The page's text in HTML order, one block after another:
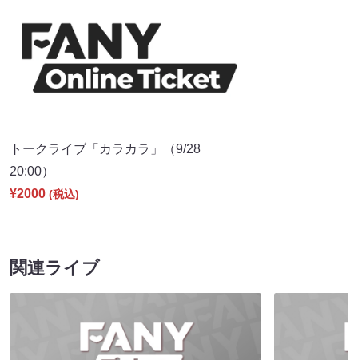
トークライブ「カラカラ」（9/28
20:00）
¥2000 (税込)
関連ライブ